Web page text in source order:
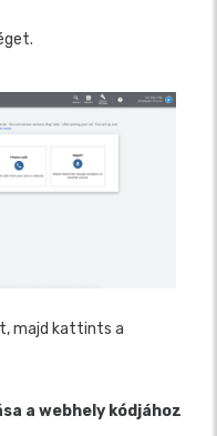
majd kattints a
a webhely kódjához